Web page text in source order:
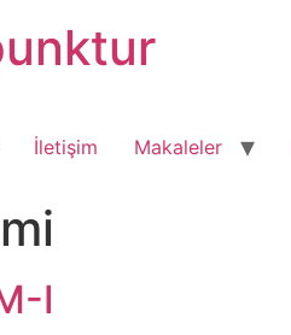
İletişim Makaleler
I